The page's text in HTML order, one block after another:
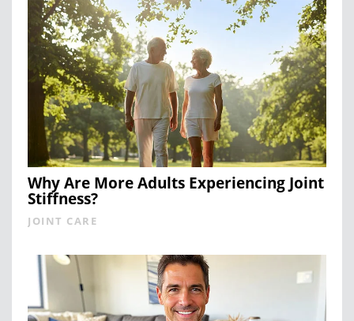
Why Are More Adults Experiencing Joint
Stiffness?
JOINT CARE